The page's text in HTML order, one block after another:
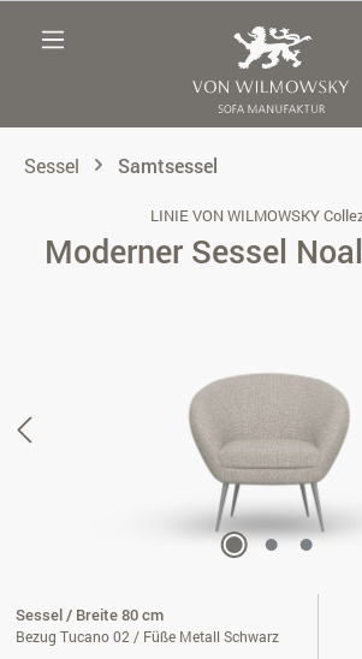
Sessel Samtsessel
LINIE VON WILMOWSKY
Moderner Sessel
Sessel / Breite 80 cm
Bezug Tucano 02 / Füße Metall Schwarz